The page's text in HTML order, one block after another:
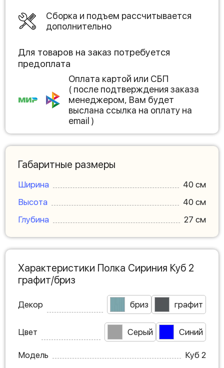
Сборка и подъем рассчитывается
дополнительно
Для товаров на заказ потребуется
предоплата
Оплата картой или СБП
( после подтверждения заказа
менеджером, Вам будет
выслана ссылка на оплату на
email )
Габаритные размеры
Ширина
40 см
Высота
40 см
Глубина
27 см
Характеристики Полка Сириния Куб 2
графит/бриз
Декор бриз графит
Цвет Серый Синий
Модель
Куб 2